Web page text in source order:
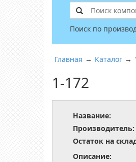
Поиск по
Главная → Каталог →
1-172
Название:
Производитель:
Остаток на
Описание: